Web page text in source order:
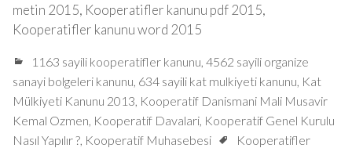
metin 2015, Kooperatifler kanunu pdf 2015,
Kooperatifler kanunu word 2015
1163 sayili kooperatifler kanunu, 4562 sayili organize
sanayi bolgeleri kanunu, 634 sayili kat mulkiyeti kanunu, Kat
Mülkiyeti Kanunu 2013, Kooperatif Danismani Mali Musavir
Kemal Ozmen, Kooperatif Davalari, Kooperatif Genel Kurulu
Nasıl Yapılır ?, Kooperatif Muhasebesi Kooperatifler